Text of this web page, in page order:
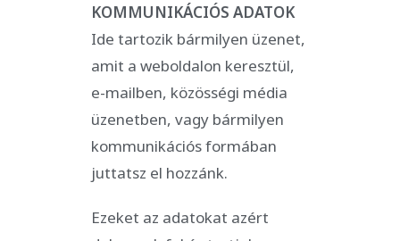
KOMMUNIKÁCIÓS ADATOK
Ide tartozik bármilyen üzenet,
amit a weboldalon keresztül,
e-mailben, közösségi média
üzenetben, vagy bármilyen
kommunikációs formában
juttatsz el hozzánk.
Ezeket az adatokat azért